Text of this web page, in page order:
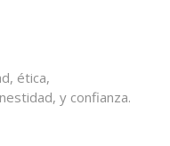
ética,
y confianza.